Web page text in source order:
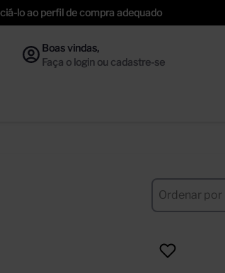
lo ao perfil de compra adequado
Ordenar por